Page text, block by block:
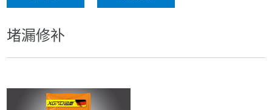
堵漏修补